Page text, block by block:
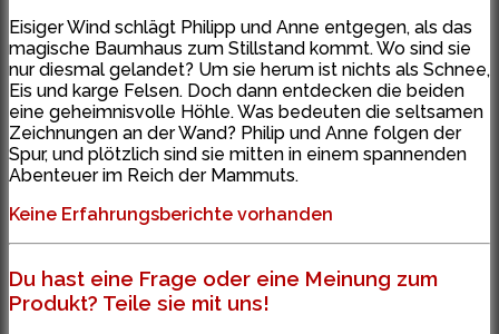
Eisiger Wind schlägt Philipp und Anne entgegen, als das
magische Baumhaus zum Stillstand kommt. Wo sind sie
nur diesmal gelandet? Um sie herum ist nichts als Schnee,
Eis und karge Felsen. Doch dann entdecken die beiden
eine geheimnisvolle Höhle. Was bedeuten die seltsamen
Zeichnungen an der Wand? Philip und Anne folgen der
Spur, und plötzlich sind sie mitten in einem spannenden
Abenteuer im Reich der Mammuts.
Keine Erfahrungsberichte vorhanden
Du hast eine Frage oder eine Meinung zum
Produkt? Teile sie mit uns!